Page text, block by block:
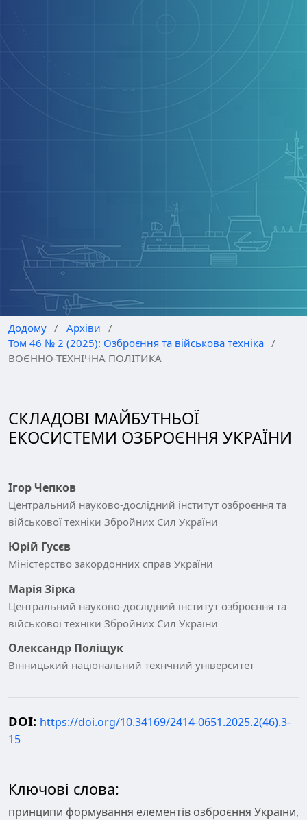
Додому / Архіви
/
Том 46 № 2 (2025): Озброєння та військова техніка /
ВОЄННО-ТЕХНІЧНА ПОЛІТИКА
СКЛАДОВІ МАЙБУТНЬОЇ
ЕКОСИСТЕМИ ОЗБРОЄННЯ УКРАЇНИ
Ігор Чепков
Центральний науково-дослідний інститут озброєння та
військової техніки Збройних Сил України
Юрій Гусєв
Міністерство закордонних справ України
Марія Зірка
Центральний науково-дослідний інститут озброєння та
військової техніки Збройних Сил України
Олександр Поліщук
Вінницький національний технчний університет
DOI: https://doi.org/10.34169/2414-0651.2025.2(46).3-
15
Ключові слова:
принципи формування елементів озброєння України,